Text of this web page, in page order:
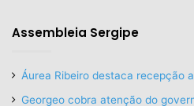
Assembleia Sergipe
Áurea Ribeiro destaca recepção
Georgeo cobra atenção do